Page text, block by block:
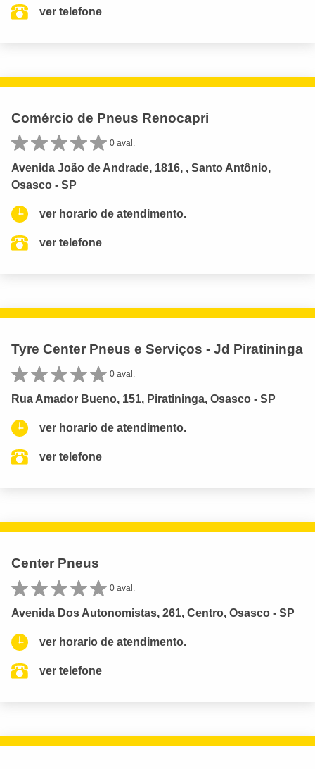
ver telefone
Comércio de Pneus Renocapri
0 aval.
Avenida João de Andrade, 1816, , Santo Antônio,
Osasco - SP
ver horario de atendimento.
ver telefone
Tyre Center Pneus e Serviços - Jd Piratininga
0 aval.
Rua Amador Bueno, 151, Piratininga, Osasco - SP
ver horario de atendimento.
ver telefone
Center Pneus
0 aval.
Avenida Dos Autonomistas, 261, Centro, Osasco - SP
ver horario de atendimento.
ver telefone